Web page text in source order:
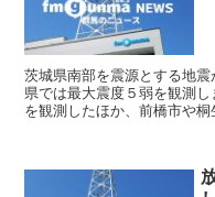
茨城県南部を震源とする地
県では最大震度５弱を観測
を観測したほか、前橋市や
市、みどり市、沼田市など